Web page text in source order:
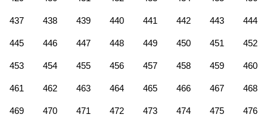
437 438 439 440 441 442 443 444
445 446 447 448 449 450 451 452
453 454 455 456 457 458 459 460
461 462 463 464 465 466 467 468
469 470 471 472 473 474 475 476